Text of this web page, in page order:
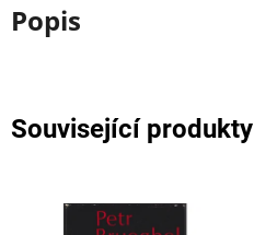
Popis
Související produkty